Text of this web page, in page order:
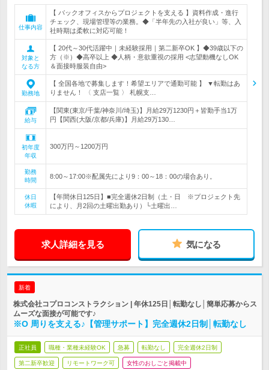
仕事内容
【 バックオフィスからプロジェクトを支える 】資料作成・進行
チェック、現場管理等の業務。◆「半年先の入社が良い」等、入
社時期は柔軟に対応可能！
対象と
なる方
【 20代～30代活躍中｜未経験採用｜第二新卒OK 】◆39歳以下の
方（※）◆高卒以上 ◆人柄・意欲重視の採用 <志望動機なしOK
＆面接時服装自由>
勤務地
【 全国各地で募集します！希望エリアで通勤可能 】 ▼転勤はあ
りません！ 〈 支店一覧 〉 札幌支…
給与
【関東(東京/千葉/神奈川/埼玉)】月給29万1230円＋皆勤手当1万
円【関西(大阪/京都/兵庫)】月給29万130…
初年度
年収
300万円～1200万円
勤務
時間
8:00～17:00※配属先により9：00～18：00の場合あり。
休日
休暇
【年間休日125日】■完全週休2日制（土・日 ※プロジェクト先
により、月2回の土曜出勤あり）└土曜出…
求人詳細を見る 気になる
新着
株式会社コプロコンストラクション | 年休125日│転勤なし│簡単応募からス
ムーズな面接が可能です♪
※O 周りを支える♪【管理サポート】完全週休2日制│転勤なし
正社員 職種・業種未経験OK 急募 転勤なし 完全週休2日制
第二新卒歓迎 リモートワーク可 女性のおしごと掲載中